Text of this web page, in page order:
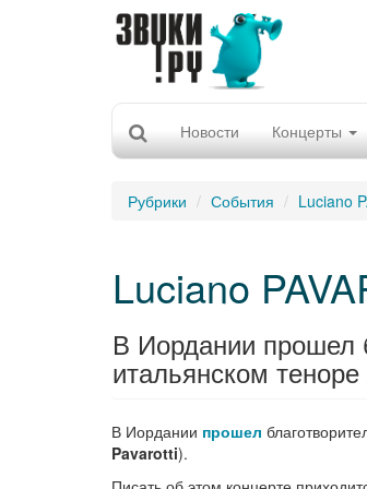
Новости Концерты
Рубрики События Luciano
Luciano
В Иордании прошел
итальянском
В Иордании прошел
Pavarotti).